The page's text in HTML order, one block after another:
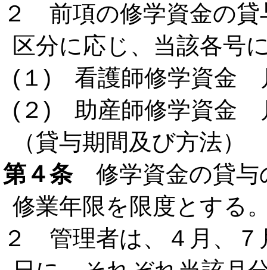
２ 前項の修学資金の貸
区分に応じ、当該各号
(１) 看護師修学資金
(２) 助産師修学資金
（貸与期間及び方法）
第４条修学資金の貸与
修業年限を限度とする
２ 管理者は、４月、７